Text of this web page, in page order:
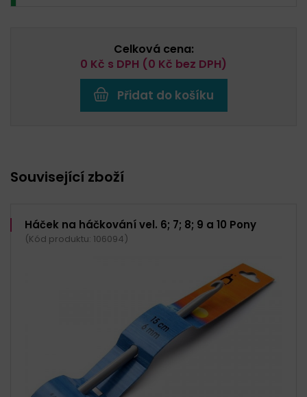
Celková cena:
0 Kč s DPH (0 Kč bez DPH)
Přidat do košíku
Související zboží
Háček na háčkování vel. 6; 7; 8; 9 a 10 Pony
(Kód produktu: 106094)